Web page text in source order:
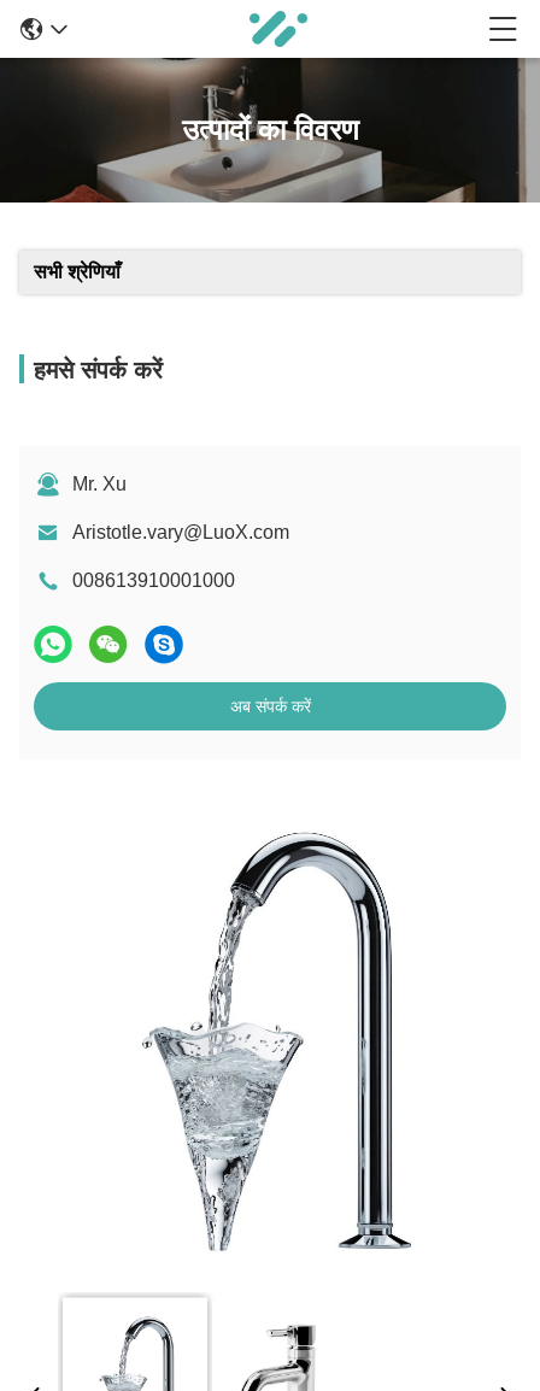
उत्पादों का विवरण
सभी श्रेणियाँ
हमसे संपर्क करें
Mr. Xu
Aristotle.vary@LuoX.com
008613910001000
अब संपर्क करें